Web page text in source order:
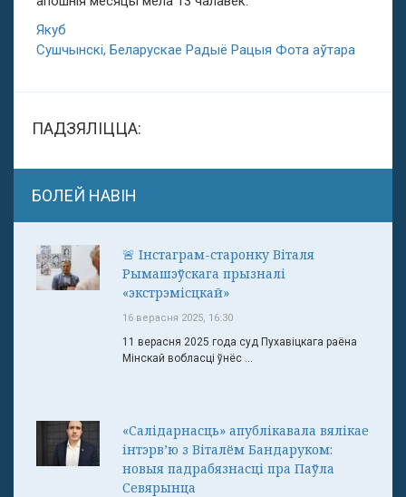
Якуб
Сушчынскі, Беларускае Радыё Рацыя Фота аўтара
ПАДЗЯЛІЦЦА:
БОЛЕЙ НАВІН
🚨 Інстаграм-старонку Віталя
Рымашэўскага прызналі
«экстрэмісцкай»
16 верасня 2025, 16:30
11 верасня 2025 года суд Пухавіцкага раёна
Мінскай вобласці ўнёс ...
«Салідарнасць» апублікавала вялікае
інтэрв’ю з Віталём Бандаруком:
новыя падрабязнасці пра Паўла
Севярынца